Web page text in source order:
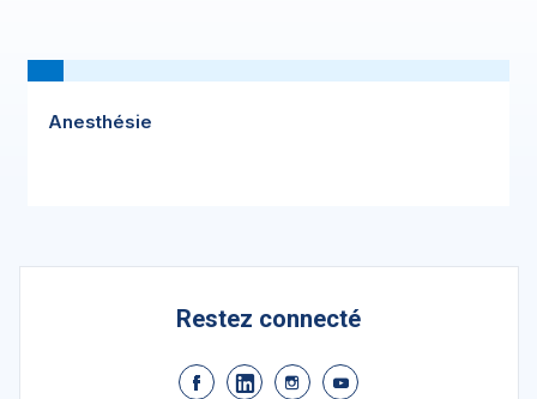
Anesthésie
Restez connecté